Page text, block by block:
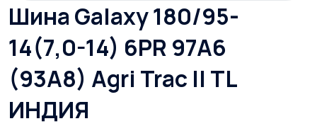
Шина Galaxy 180/95-
14(7,0-14) 6PR 97A6
(93A8) Agri Trac II TL
ИНДИЯ